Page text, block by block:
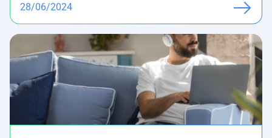
28/06/2024